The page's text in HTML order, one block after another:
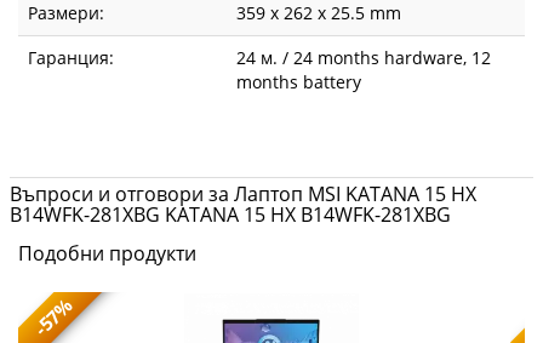
Размери:
359 x 262 x 25.5 mm
Гаранция:
24 м. / 24 months hardware, 12
months battery
Въпроси и отговори за Лаптоп MSI KATANA 15 HX
B14WFK-281XBG KATANA 15 HX B14WFK-281XBG
Подобни продукти
-57%